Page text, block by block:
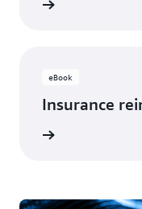
eBook
Insurance